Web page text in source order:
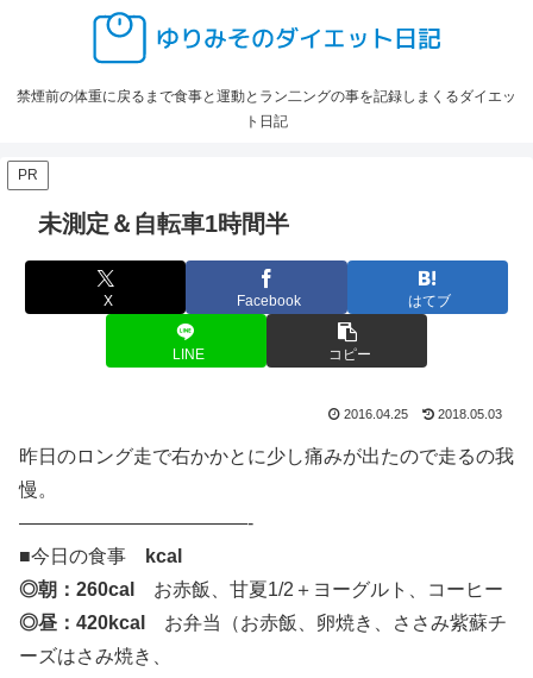
禁煙前の体重に戻るまで食事と運動とラン二ングの事を記録しまくるダイエッ
ト日記
PR
未測定＆自転車1時間半
X Facebook はてブ
LINE コピー
2016.04.25 2018.05.03
昨日のロング走で右かかとに少し痛みが出たので走るの我
慢。
————————————-
■今日の食事
kcal
◎朝：260cal
お赤飯、甘夏1/2＋ヨーグルト、コーヒー
◎昼：420kcal
お弁当（お赤飯、卵焼き、ささみ紫蘇チ
ーズはさみ焼き、